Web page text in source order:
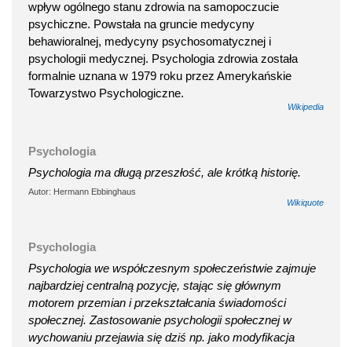
wpływ ogólnego stanu zdrowia na samopoczucie
psychiczne. Powstała na gruncie medycyny
behawioralnej, medycyny psychosomatycznej i
psychologii medycznej. Psychologia zdrowia została
formalnie uznana w 1979 roku przez Amerykańskie
Towarzystwo Psychologiczne.
Wikipedia
Psychologia
Psychologia ma długą przeszłość, ale krótką historię.
Autor: Hermann Ebbinghaus
Wikiquote
Psychologia
Psychologia we współczesnym społeczeństwie zajmuje
najbardziej centralną pozycję, stając się głównym
motorem przemian i przekształcania świadomości
społecznej. Zastosowanie psychologii społecznej w
wychowaniu przejawia się dziś np. jako modyfikacja